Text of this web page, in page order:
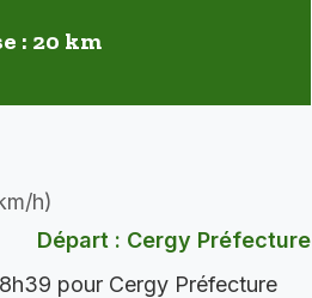
: 20 km
h)
Départ : Cergy Préfecture
pour Cergy Préfecture